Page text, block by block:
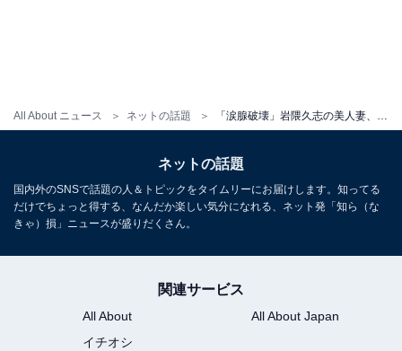
All About ニュース ネットの話題
ネットの話題
国内外のSNSで話題の人＆トピックをタイムリーにお届けします。知ってる
だけでちょっと得する、なんだか楽しい気分になれる、ネット発「知ら（な
きゃ）損」ニュースが盛りだくさん。
関連サービス
All About
All About Japan
イチオシ